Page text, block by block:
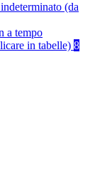
(da
a tempo
in tabelle) 8